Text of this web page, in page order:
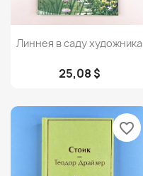
Просмотр
Линнея в саду художника
25,08 $
favorite_border